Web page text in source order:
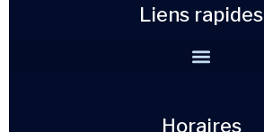
Liens rapides
Horaires